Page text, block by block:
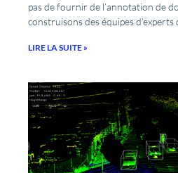
pas de fournir de l’annotation de
construisons des équipes d’experts
LIRE LA SUITE »